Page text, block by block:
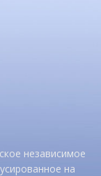
независимое
на